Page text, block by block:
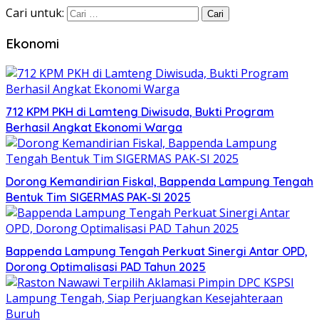
Cari untuk:
Ekonomi
712 KPM PKH di Lamteng Diwisuda, Bukti Program
Berhasil Angkat Ekonomi Warga
Dorong Kemandirian Fiskal, Bappenda Lampung Tengah
Bentuk Tim SIGERMAS PAK-SI 2025
Bappenda Lampung Tengah Perkuat Sinergi Antar OPD,
Dorong Optimalisasi PAD Tahun 2025